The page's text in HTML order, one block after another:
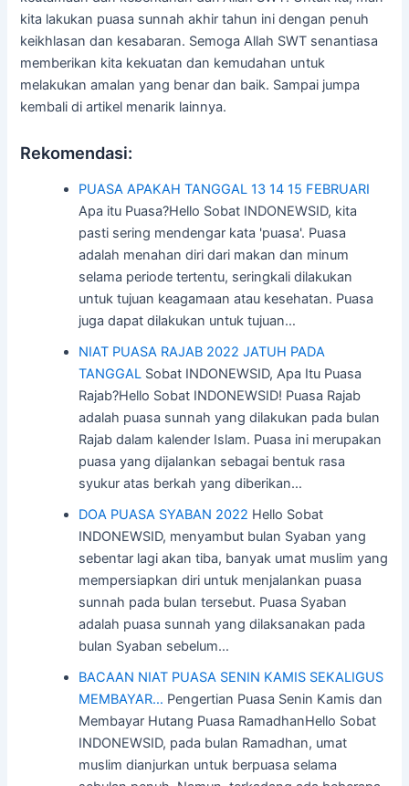
kita lakukan puasa sunnah akhir tahun ini dengan penuh
keikhlasan dan kesabaran. Semoga Allah SWT senantiasa
memberikan kita kekuatan dan kemudahan untuk
melakukan amalan yang benar dan baik. Sampai jumpa
kembali di artikel menarik lainnya.
Rekomendasi:
PUASA APAKAH TANGGAL 13 14 15 FEBRUARI
Apa itu Puasa?Hello Sobat INDONEWSID, kita
pasti sering mendengar kata 'puasa'. Puasa
adalah menahan diri dari makan dan minum
selama periode tertentu, seringkali dilakukan
untuk tujuan keagamaan atau kesehatan. Puasa
juga dapat dilakukan untuk tujuan…
NIAT PUASA RAJAB 2022 JATUH PADA
TANGGAL Sobat INDONEWSID, Apa Itu Puasa
Rajab?Hello Sobat INDONEWSID! Puasa Rajab
adalah puasa sunnah yang dilakukan pada bulan
Rajab dalam kalender Islam. Puasa ini merupakan
puasa yang dijalankan sebagai bentuk rasa
syukur atas berkah yang diberikan…
DOA PUASA SYABAN 2022 Hello Sobat
INDONEWSID, menyambut bulan Syaban yang
sebentar lagi akan tiba, banyak umat muslim yang
mempersiapkan diri untuk menjalankan puasa
sunnah pada bulan tersebut. Puasa Syaban
adalah puasa sunnah yang dilaksanakan pada
bulan Syaban sebelum…
BACAAN NIAT PUASA SENIN KAMIS SEKALIGUS
MEMBAYAR… Pengertian Puasa Senin Kamis dan
Membayar Hutang Puasa RamadhanHello Sobat
INDONEWSID, pada bulan Ramadhan, umat
muslim dianjurkan untuk berpuasa selama